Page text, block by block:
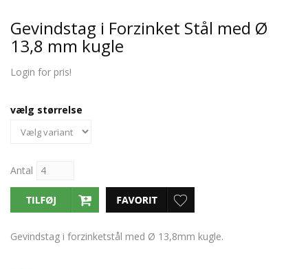
Gevindstag i Forzinket Stål med Ø
13,8 mm kugle
Login for pris!
vælg størrelse
Antal
Gevindstag i forzinketstål med Ø 13,8mm kugle.